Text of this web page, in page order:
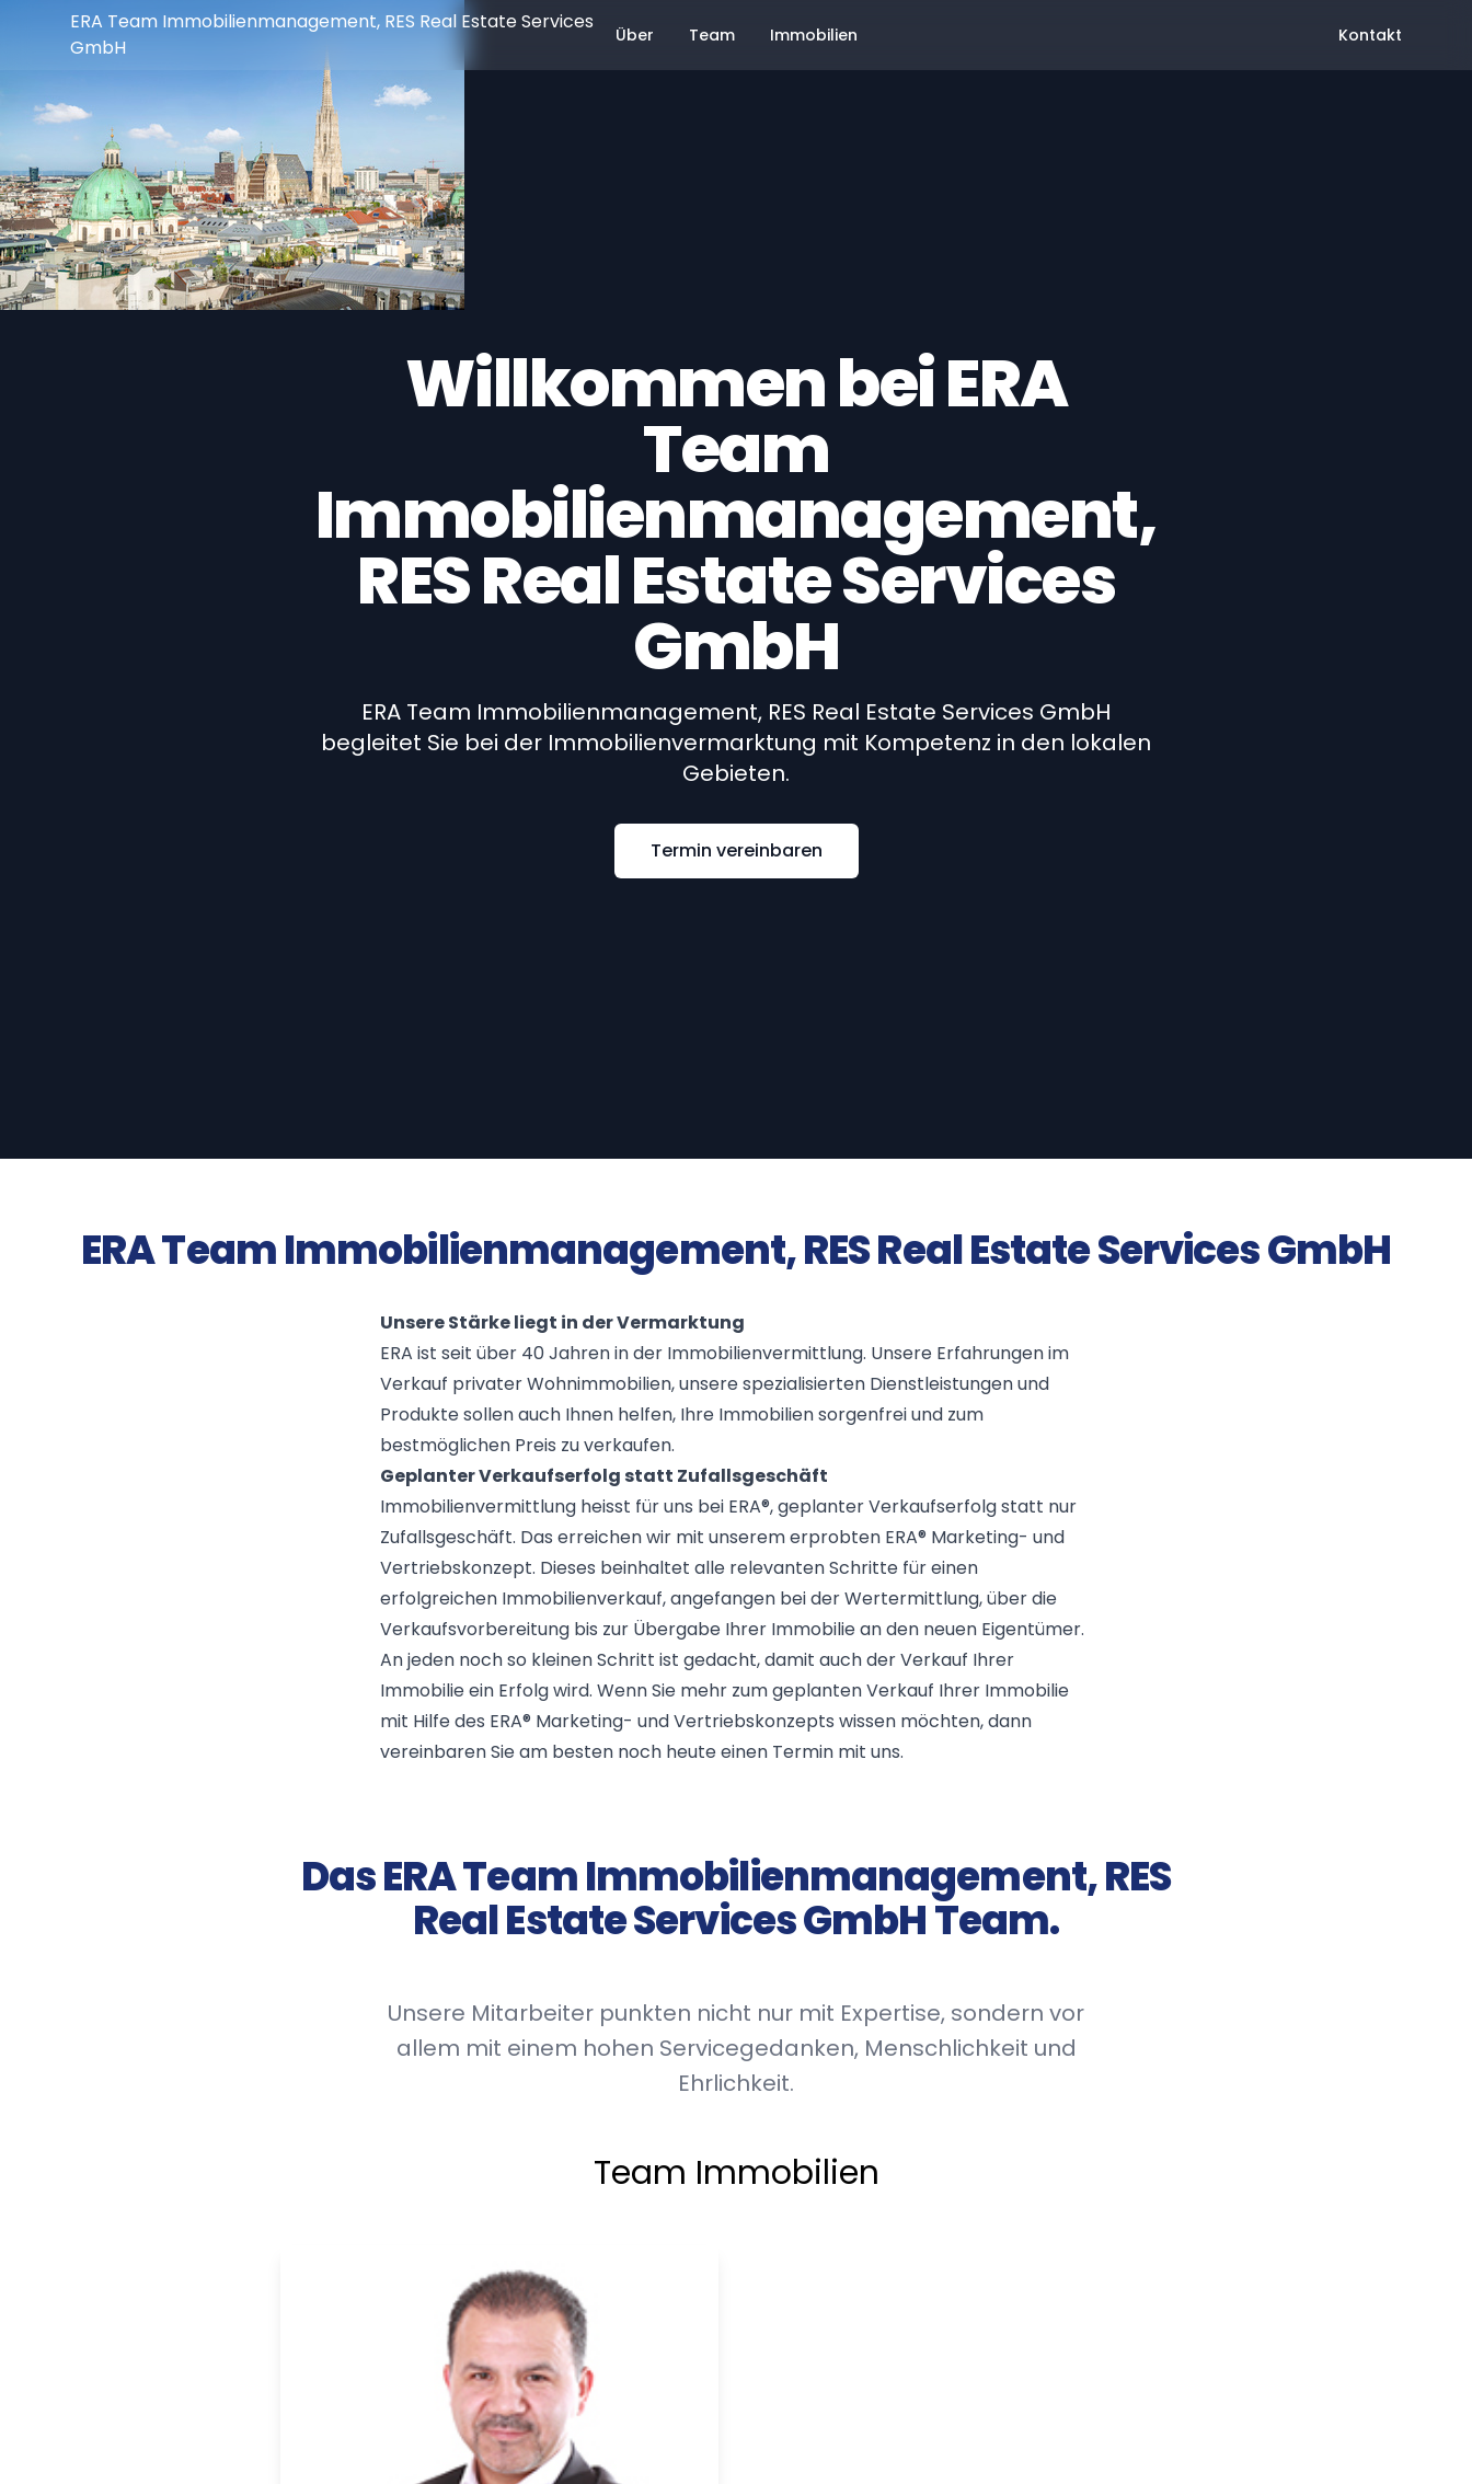
ERA Team Immobilienmanagement, RES Real Estate Services
GmbH
Über Team Immobilien Kontakt
Willkommen bei ERA
Team
Immobilienmanagement,
RES Real Estate Services
GmbH
ERA Team Immobilienmanagement, RES Real Estate Services GmbH
begleitet Sie bei der Immobilienvermarktung mit Kompetenz in den lokalen
Gebieten.
Termin vereinbaren
ERA Team Immobilienmanagement, RES Real Estate Services GmbH
Unsere Stärke liegt in der Vermarktung
ERA ist seit über 40 Jahren in der Immobilienvermittlung. Unsere Erfahrungen im
Verkauf privater Wohnimmobilien, unsere spezialisierten Dienstleistungen und
Produkte sollen auch Ihnen helfen, Ihre Immobilien sorgenfrei und zum
bestmöglichen Preis zu verkaufen.
Geplanter Verkaufserfolg statt Zufallsgeschäft
Immobilienvermittlung heisst für uns bei ERA®, geplanter Verkaufserfolg statt nur
Zufallsgeschäft. Das erreichen wir mit unserem erprobten ERA® Marketing- und
Vertriebskonzept. Dieses beinhaltet alle relevanten Schritte für einen
erfolgreichen Immobilienverkauf, angefangen bei der Wertermittlung, über die
Verkaufsvorbereitung bis zur Übergabe Ihrer Immobilie an den neuen Eigentümer.
An jeden noch so kleinen Schritt ist gedacht, damit auch der Verkauf Ihrer
Immobilie ein Erfolg wird. Wenn Sie mehr zum geplanten Verkauf Ihrer Immobilie
mit Hilfe des ERA® Marketing- und Vertriebskonzepts wissen möchten, dann
vereinbaren Sie am besten noch heute einen Termin mit uns.
Das ERA Team Immobilienmanagement, RES
Real Estate Services GmbH Team.
Unsere Mitarbeiter punkten nicht nur mit Expertise, sondern vor
allem mit einem hohen Servicegedanken, Menschlichkeit und
Ehrlichkeit.
Team Immobilien